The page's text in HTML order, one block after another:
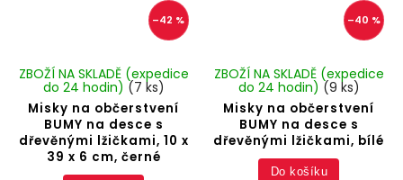
–42 %
Misky na občerstvení
BUMY na desce s
dřevěnými lžičkami, 10 x
39 x 6 cm, černé
ZBOŽÍ NA SKLADĚ (expedice
do 24 hodin) (7 ks)
–40 %
Misky na občerstvení
BUMY na desce s
dřevěnými lžičkami, bílé
ZBOŽÍ NA SKLADĚ (expedice
do 24 hodin) (9 ks)
Do košíku